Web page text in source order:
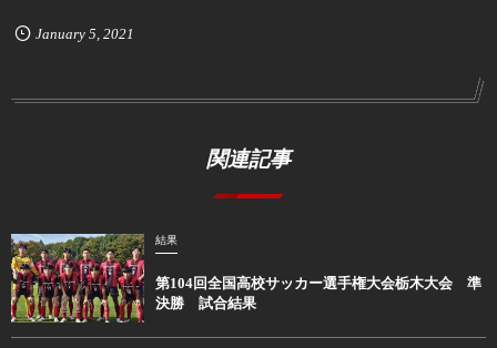
January 5, 2021
関連記事
結果
第104回全国高校サッカー選手権大会栃木大会 準
決勝 試合結果